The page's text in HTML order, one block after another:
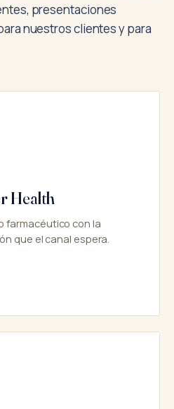
presentaciones
nuestros clientes y para
Health
farmacéutico con la
que el canal espera.